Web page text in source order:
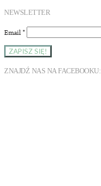
NEWSLETTER
Email*
ZNAJDŹ NAS NA FACEBOOKU: